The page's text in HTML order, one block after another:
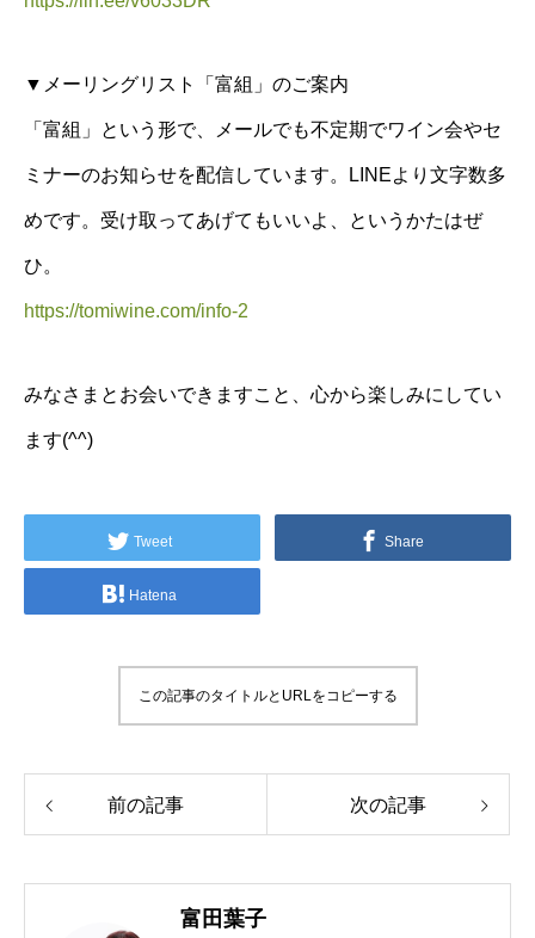
▼メーリングリスト「富組」のご案内
「富組」という形で、メールでも不定期でワイン会やセ
ミナーのお知らせを配信しています。LINEより文字数多
めです。受け取ってあげてもいいよ、というかたはぜ
ひ。
https://tomiwine.com/info-2
みなさまとお会いできますこと、心から楽しみにしてい
ます(^^)
Tweet Share
Hatena
この記事のタイトルとURLをコピーする
前の記事 次の記事
富田葉子